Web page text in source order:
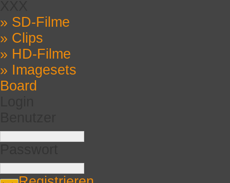
» SD-Filme
» Clips
» HD-Filme
» Imagesets
Board